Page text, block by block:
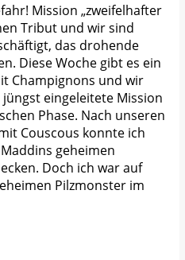
Mission „zweifelhafter
Tribut und wir sind
das drohende
Diese Woche gibt es ein
Champignons und wir
eingeleitete Mission
Phase. Nach unseren
Couscous konnte ich
geheimen
Doch ich war auf
Pilzmonster im